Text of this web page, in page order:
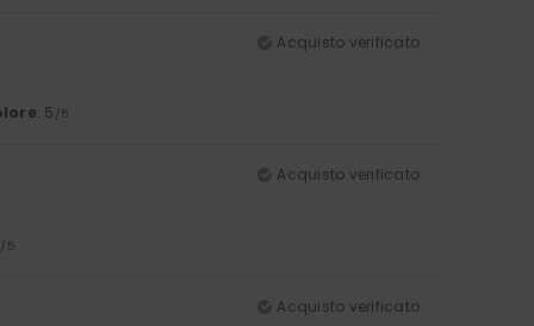
Acquisto verificato
: 5 /5
Acquisto verificato
/5
Acquisto verificato